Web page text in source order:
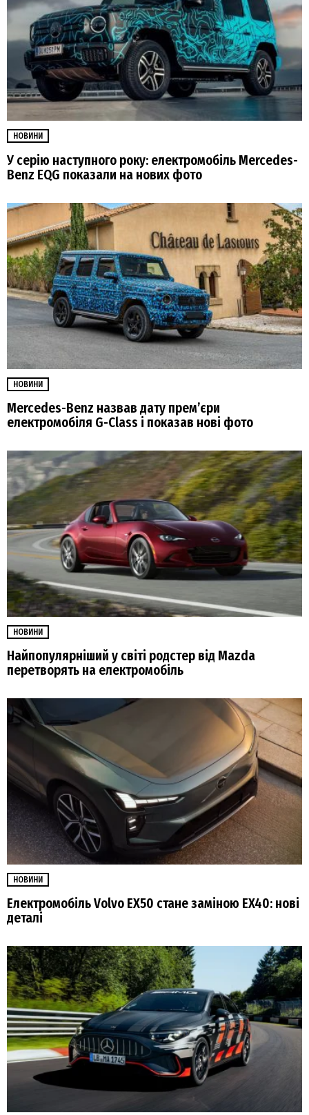
НОВИНИ
У серію наступного року: електромобіль Mercedes-
Benz EQG показали на нових фото
НОВИНИ
Mercedes-Benz назвав дату прем’єри
електромобіля G-Class і показав нові фото
НОВИНИ
Найпопулярніший у світі родстер від Mazda
перетворять на електромобіль
НОВИНИ
Електромобіль Volvo EX50 стане заміною EX40: нові
деталі